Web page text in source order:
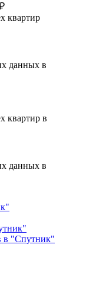
квартир
данных в
квартир в
данных в
в "Спутник"